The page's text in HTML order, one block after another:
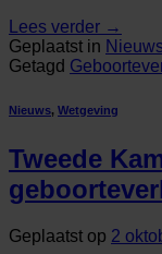
Lees verder →
Geplaatst in
Getagd
Nieuws, Wetgeving
Tweede
Geplaatst op 2